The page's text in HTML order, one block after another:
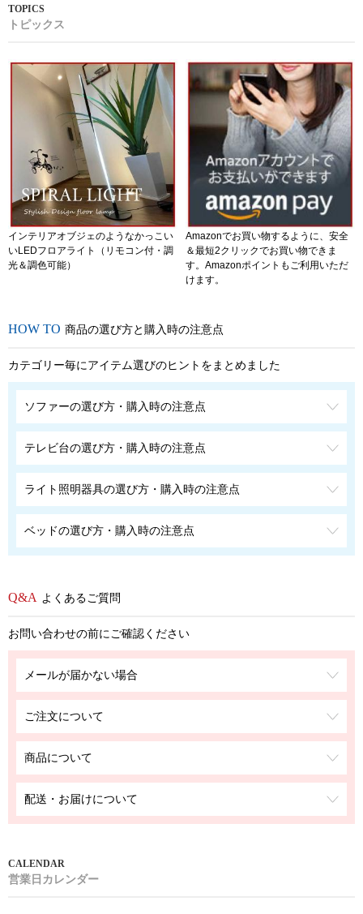
トピックス
インテリアオブジェのようなかっこい
いLEDフロアライト（リモコン付・調
光＆調色可能）
Amazonでお買い物するように、安全
＆最短2クリックでお買い物できま
す。Amazonポイントもご利用いただ
けます。
商品の選び方と購入時の注意点
カテゴリー毎にアイテム選びのヒントをまとめました
ソファーの選び方・購入時の注意点
テレビ台の選び方・購入時の注意点
ライト照明器具の選び方・購入時の注意点
ベッドの選び方・購入時の注意点
よくあるご質問
お問い合わせの前にご確認ください
メールが届かない場合
ご注文について
商品について
配送・お届けについて
営業日カレンダー